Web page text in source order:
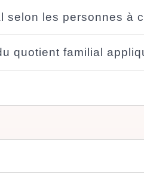
selon les personnes à
quotient familial